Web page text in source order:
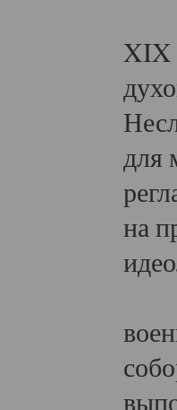
XIX
для
на